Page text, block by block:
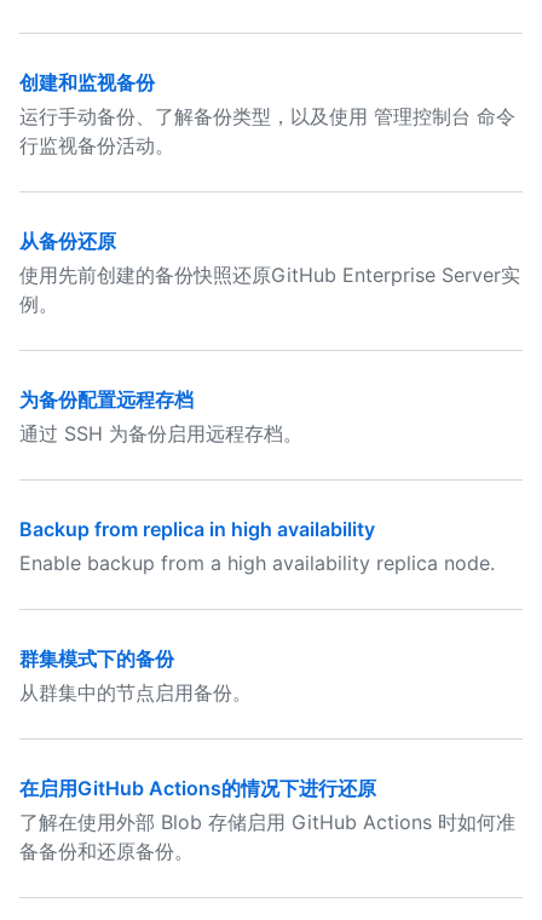
创建和监视备份
运行手动备份、了解备份类型，以及使用 管理控制台 命令
行监视备份活动。
从备份还原
使用先前创建的备份快照还原GitHub Enterprise Server实
例。
为备份配置远程存档
通过 SSH 为备份启用远程存档。
Backup from replica in high availability
Enable backup from a high availability replica node.
群集模式下的备份
从群集中的节点启用备份。
在启用GitHub Actions的情况下进行还原
了解在使用外部 Blob 存储启用 GitHub Actions 时如何准
备备份和还原备份。